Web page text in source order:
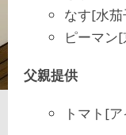
なす[水
ピーマン
父親提供
トマト[